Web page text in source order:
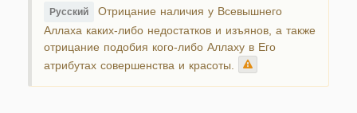
Русский Отрицание наличия у Всевышнего
Аллаха каких-либо недостатков и изъянов, а также
отрицание подобия кого-либо Аллаху в Его
атрибутах совершенства и красоты.